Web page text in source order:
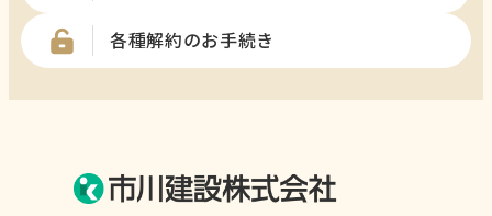
各種解約のお手続き